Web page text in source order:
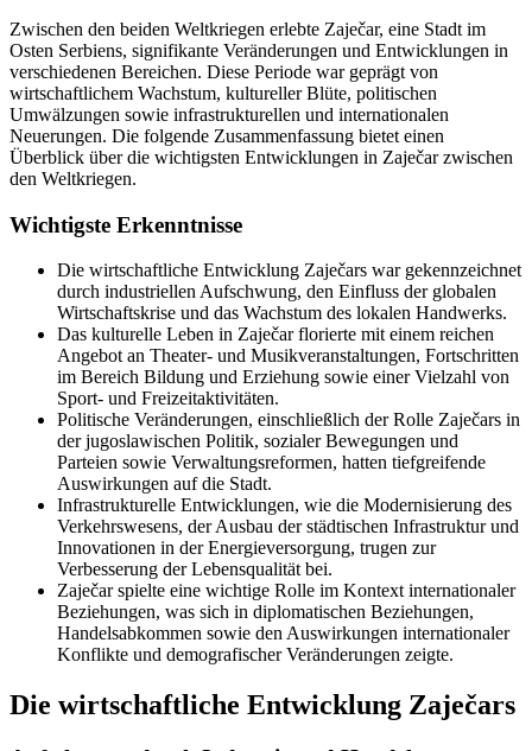
Zwischen den beiden Weltkriegen erlebte Zaječar, eine Stadt im
Osten Serbiens, signifikante Veränderungen und Entwicklungen in
verschiedenen Bereichen. Diese Periode war geprägt von
wirtschaftlichem Wachstum, kultureller Blüte, politischen
Umwälzungen sowie infrastrukturellen und internationalen
Neuerungen. Die folgende Zusammenfassung bietet einen
Überblick über die wichtigsten Entwicklungen in Zaječar zwischen
den Weltkriegen.
Wichtigste Erkenntnisse
Die wirtschaftliche Entwicklung Zaječars war gekennzeichnet
durch industriellen Aufschwung, den Einfluss der globalen
Wirtschaftskrise und das Wachstum des lokalen Handwerks.
Das kulturelle Leben in Zaječar florierte mit einem reichen
Angebot an Theater- und Musikveranstaltungen, Fortschritten
im Bereich Bildung und Erziehung sowie einer Vielzahl von
Sport- und Freizeitaktivitäten.
Politische Veränderungen, einschließlich der Rolle Zaječars in
der jugoslawischen Politik, sozialer Bewegungen und
Parteien sowie Verwaltungsreformen, hatten tiefgreifende
Auswirkungen auf die Stadt.
Infrastrukturelle Entwicklungen, wie die Modernisierung des
Verkehrswesens, der Ausbau der städtischen Infrastruktur und
Innovationen in der Energieversorgung, trugen zur
Verbesserung der Lebensqualität bei.
Zaječar spielte eine wichtige Rolle im Kontext internationaler
Beziehungen, was sich in diplomatischen Beziehungen,
Handelsabkommen sowie den Auswirkungen internationaler
Konflikte und demografischer Veränderungen zeigte.
Die wirtschaftliche Entwicklung Zaječars